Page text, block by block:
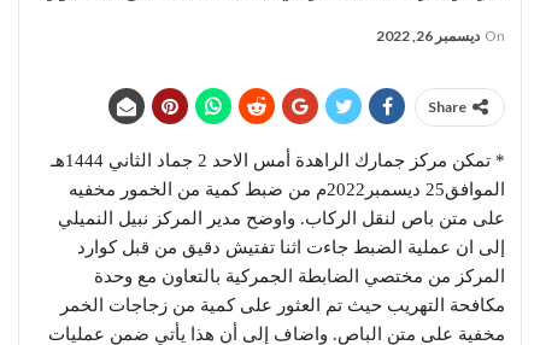
On ديسمبر 26, 2022
Share
* تمكن مركز جمارك الراهدة أمس الاحد 2 جماد الثاني 1444هـ
الموافق25 ديسمبر2022م من ضبط كمية من الخمور مخفيه
على متن باص لنقل الركاب. واوضح مدير المركز نبيل النميلي
إلى ان عملية الضبط جاءت اثنا تفتيش دقيق من قبل كوارد
المركز من مختصي الضابطة الجمركية بالتعاون مع وحدة
مكافحة التهريب حيث تم العثور على كمية من زجاجات الخمر
مخفية على متن الباص. واضاف إلى أن هذا يأتي ضمن عمليات